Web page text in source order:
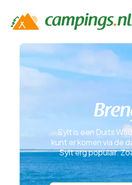
Sylt is een Duits
kunt er komen via de
Sylt erg populair.